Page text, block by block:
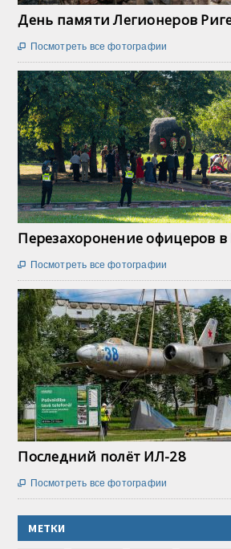
День памяти Легионеров
 Посмотреть все фотографии
Перезахоронение офицеров в
 Посмотреть все фотографии
Последний полёт ИЛ-28
 Посмотреть все фотографии
МЕТКИ